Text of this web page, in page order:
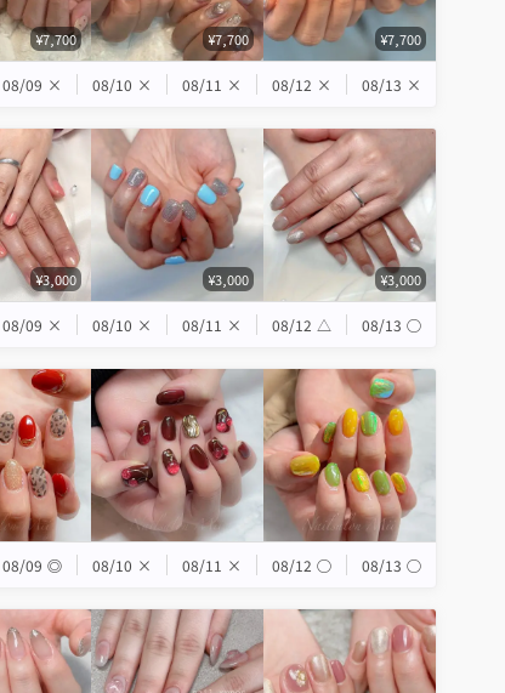
¥7,700 ¥7,700 ¥7,700
08/09 × 08/10 × 08/11 × 08/12 × 08/13 ×
¥3,000 ¥3,000 ¥3,000
08/09 × 08/10 × 08/11 × 08/12 △ 08/13 ◯
08/09 ◎ 08/10 × 08/11 × 08/12 ◯ 08/13 ◯